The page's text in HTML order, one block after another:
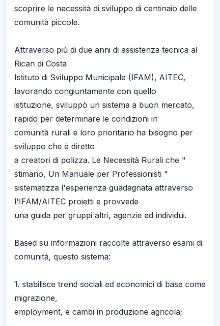
scoprire le necessità di sviluppo di centinaio delle
comunità piccole.
Attraverso più di due anni di assistenza tecnica al
Rican di Costa
Istituto di Sviluppo Municipale (IFAM), AITEC,
lavorando congiuntamente con quello
istituzione, sviluppò un sistema a buon mercato,
rapido per determinare le condizioni in
comunità rurali e loro prioritario ha bisogno per
sviluppo che è diretto
a creatori di polizza. Le Necessità Rurali che "
stimano, Un Manuale per Professionisti "
sistematizza l'esperienza guadagnata attraverso
l'IFAM/AITEC proietti e provvede
una guida per gruppi altri, agenzie ed individui.
Based su informazioni raccolte attraverso esami di
comunità, questo sistema:
1. stabilisce trend sociali ed economici di base come
migrazione,
employment, e cambi in produzione agricola;